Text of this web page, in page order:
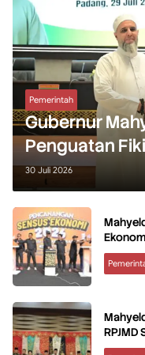
Pemerintah
Gubernur
Penguatan
Tantangan
30 Juli 2026